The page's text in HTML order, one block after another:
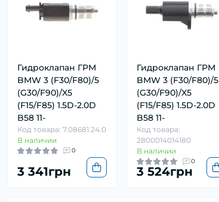
Гидроклапан ГРМ
BMW 3 (F30/F80)/5
(G30/F90)/X5
(F15/F85) 1.5D-2.0D
B58 11-
Код товара: 7.08681.24.0
В наличии
0
3 341грн
Гидроклапан ГРМ
BMW 3 (F30/F80)/5
(G30/F90)/X5
(F15/F85) 1.5D-2.0D
B58 11-
Код товара:
2800014014180
В наличии
0
3 524грн